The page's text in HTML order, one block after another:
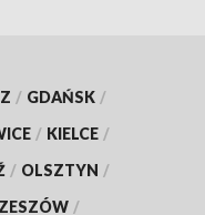
/ GDAŃSK /
/ KIELCE /
/ OLSZTYN /
/